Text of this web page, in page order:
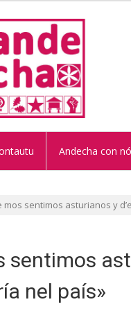
Andecha con
mos sentimos asturianos y
sentimos
nel país»